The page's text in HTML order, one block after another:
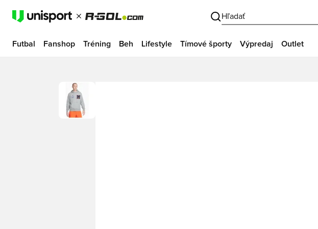
Hľadať
Futbal Fanshop Tréning Beh Lifestyle Tímové športy Výpredaj Outlet